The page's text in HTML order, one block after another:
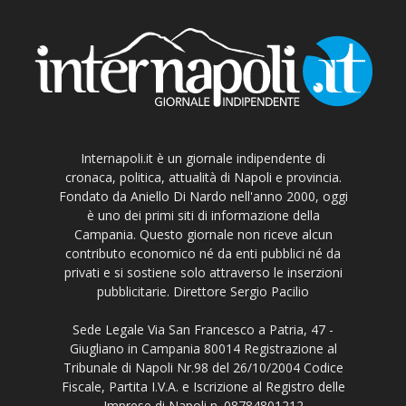
Internapoli.it è un giornale indipendente di
cronaca, politica, attualità di Napoli e provincia.
Fondato da Aniello Di Nardo nell'anno 2000, oggi
è uno dei primi siti di informazione della
Campania. Questo giornale non riceve alcun
contributo economico né da enti pubblici né da
privati e si sostiene solo attraverso le inserzioni
pubblicitarie. Direttore Sergio Pacilio
Sede Legale Via San Francesco a Patria, 47 -
Giugliano in Campania 80014 Registrazione al
Tribunale di Napoli Nr.98 del 26/10/2004 Codice
Fiscale, Partita I.V.A. e Iscrizione al Registro delle